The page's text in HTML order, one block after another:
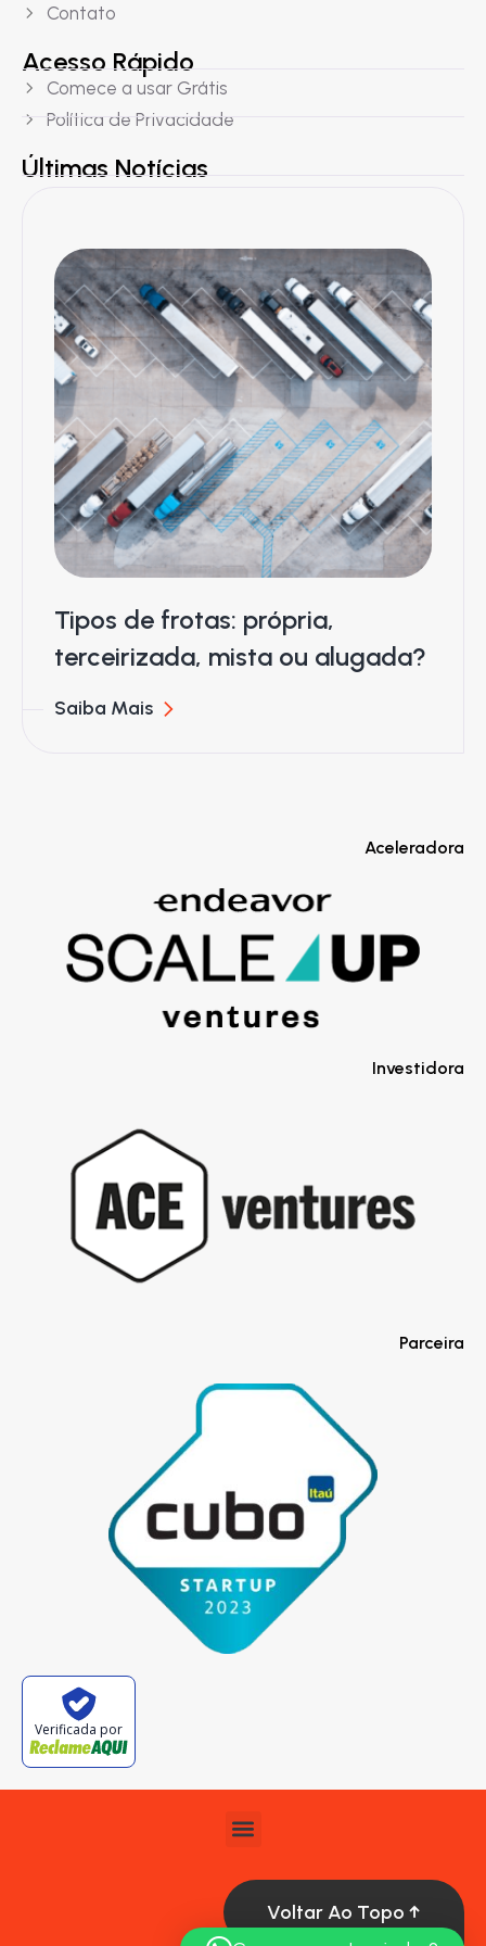
Contato
Acesso Rápido
Comece a usar Grátis
Política de Privacidade
Últimas Notícias
Tipos de frotas: própria,
terceirizada, mista ou alugada?
Saiba Mais
Aceleradora
Investidora
Parceira
Verificada por
Voltar Ao Topo ↑